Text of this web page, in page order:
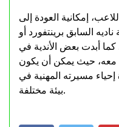
إمكانية العودة إلى
ناديه السابق برينتفورد أو
كما أبدت بعض الأندية في
معه، حيث يمكن أن يكون
مسيرته المهنية في
بيئة مختلفة.